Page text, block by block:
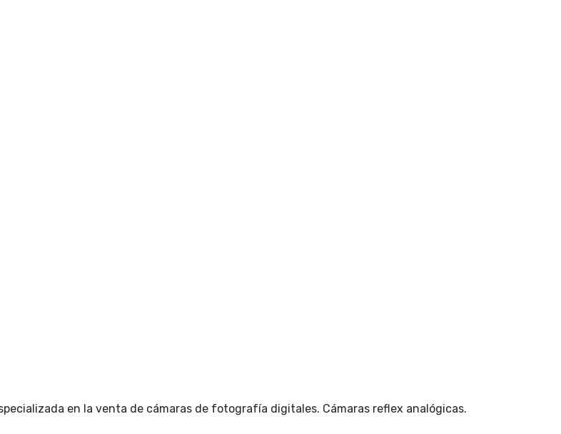
en la venta de cámaras de fotografía digitales. Cámaras reflex analógicas.